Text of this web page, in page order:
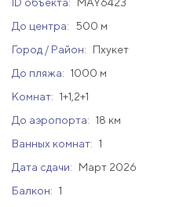
До центра:
500 м
Город / Район:
Пхукет
До пляжа: 1000 м
Комнат: 1+1,2+1
До аэропорта: 18 км
Ванных комнат: 1
Дата сдачи:
Март 2026
Балкон: 1